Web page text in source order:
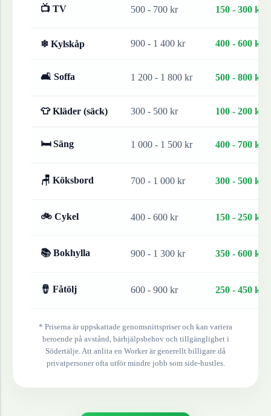
📺 TV 500 - 700 kr 150 - 300 kr
❄ Kylskåp 900 - 1 400 kr 400 - 600 kr
🛋 Soffa 1 200 - 1 800 kr 500 - 800 kr
👕 Kläder (säck) 300 - 500 kr 100 - 200 kr
🛏 Säng 1 000 - 1 500 kr 400 - 700 kr
🪑 Köksbord 700 - 1 000 kr 300 - 500 kr
🚲 Cykel 400 - 600 kr 150 - 250 kr
📚 Bokhylla 900 - 1 300 kr 350 - 600 kr
🪘 Fåtölj 600 - 900 kr 250 - 450 kr
* Priserna är uppskattade genomsnittspriser och kan variera
beroende på avstånd, bärhjälpsbehov och tillgänglighet i
Södertälje. Att anlita en Worker är generellt billigare då
privatpersoner ofta utför mindre jobb som side-hustles.